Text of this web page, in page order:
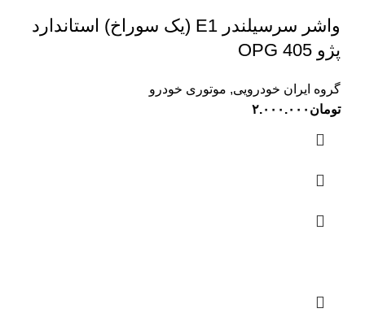
واشر سرسیلندر E1 (یک سوراخ) استاندارد
پژو 405 OPG
گروه ایران خودرویی, موتوری خودرو
تومان ۲.۰۰۰.۰۰۰